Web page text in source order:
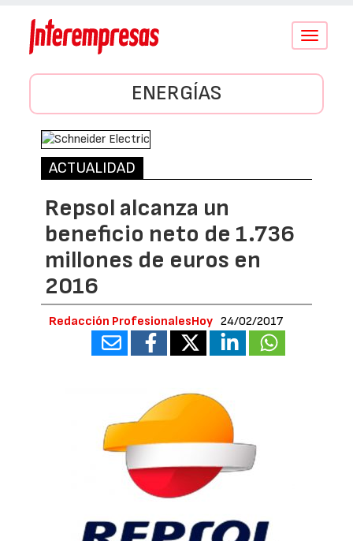
Conmutar
ENERGÍAS
ACTUALIDAD
Repsol alcanza un
beneficio neto de 1.736
millones de euros en
2016
Redacción ProfesionalesHoy 24/02/2017